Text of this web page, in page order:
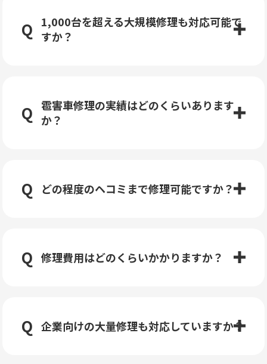
1,000台を超える大規模修理も対応可能で
すか？
雹害車修理の実績はどのくらいあります
か？
どの程度のヘコミまで修理可能ですか？
修理費用はどのくらいかかりますか？
企業向けの大量修理も対応していますか？